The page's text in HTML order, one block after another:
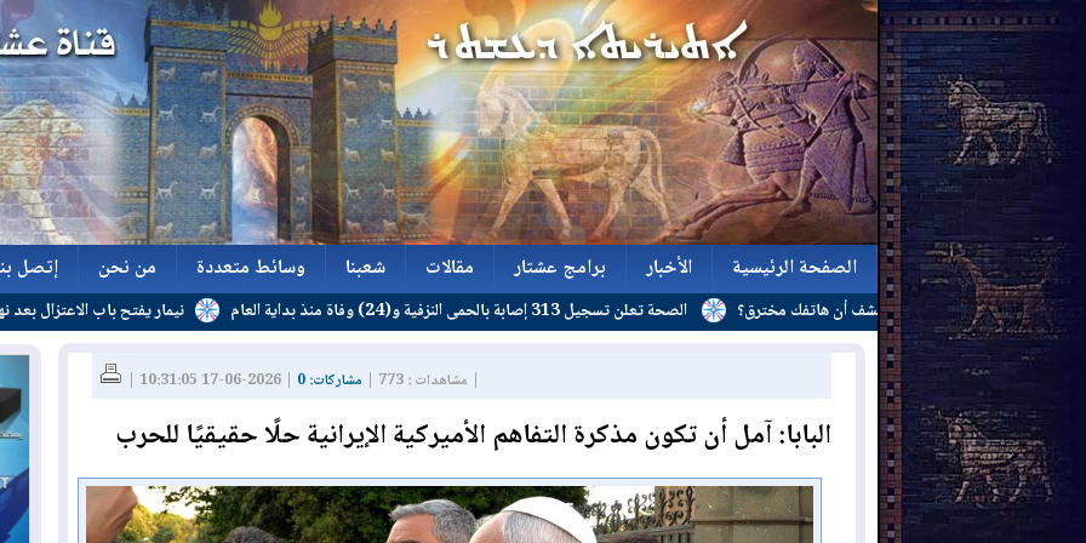
الصفحة الرئيسية
الصفحة الرئيسية
الأخبار
الأخبار
برامج عشتار
برامج عشتار
مقالات
مقالات
شعبنا
شعبنا
وسائط متعددة
وسائط متعددة
من نحن
من نحن
إتصل
إتصل
كيف تكتشف أن هاتفك مخترق؟ الصحة تعلن تسجيل 313 إصابة بالحمى النزفية و(24) وفاة منذ بداية العام نيمار يفتح باب الاعتزال بعد نهاية عقده
| مشاهدات : 773 | مشاركات: 0
البابا: آمل أن تكون مذكرة التفاهم الأميركية الإيرانية حلًا حقيقيًا للحرب